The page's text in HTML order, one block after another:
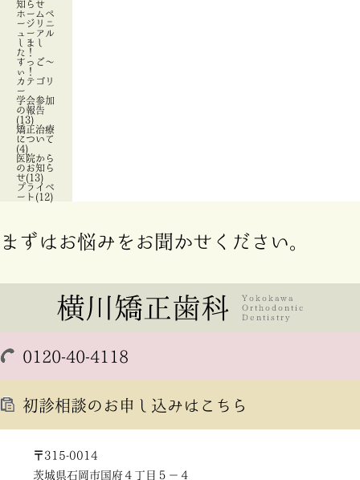
知らせ
ホームペ
ージリニ
ューアル
しまし
た！
すっご～
ぃ！
カテゴリ
ー
学会参加
の報告
(13)
矯正治療
について
(4)
医院から
のお知ら
せ(13)
プライベ
ート(12)
まずはお悩みをお聞かせください。
0120-40-4118
初診相談のお申し込みはこちら
〒315-0014
茨城県石岡市国府４丁目５－４